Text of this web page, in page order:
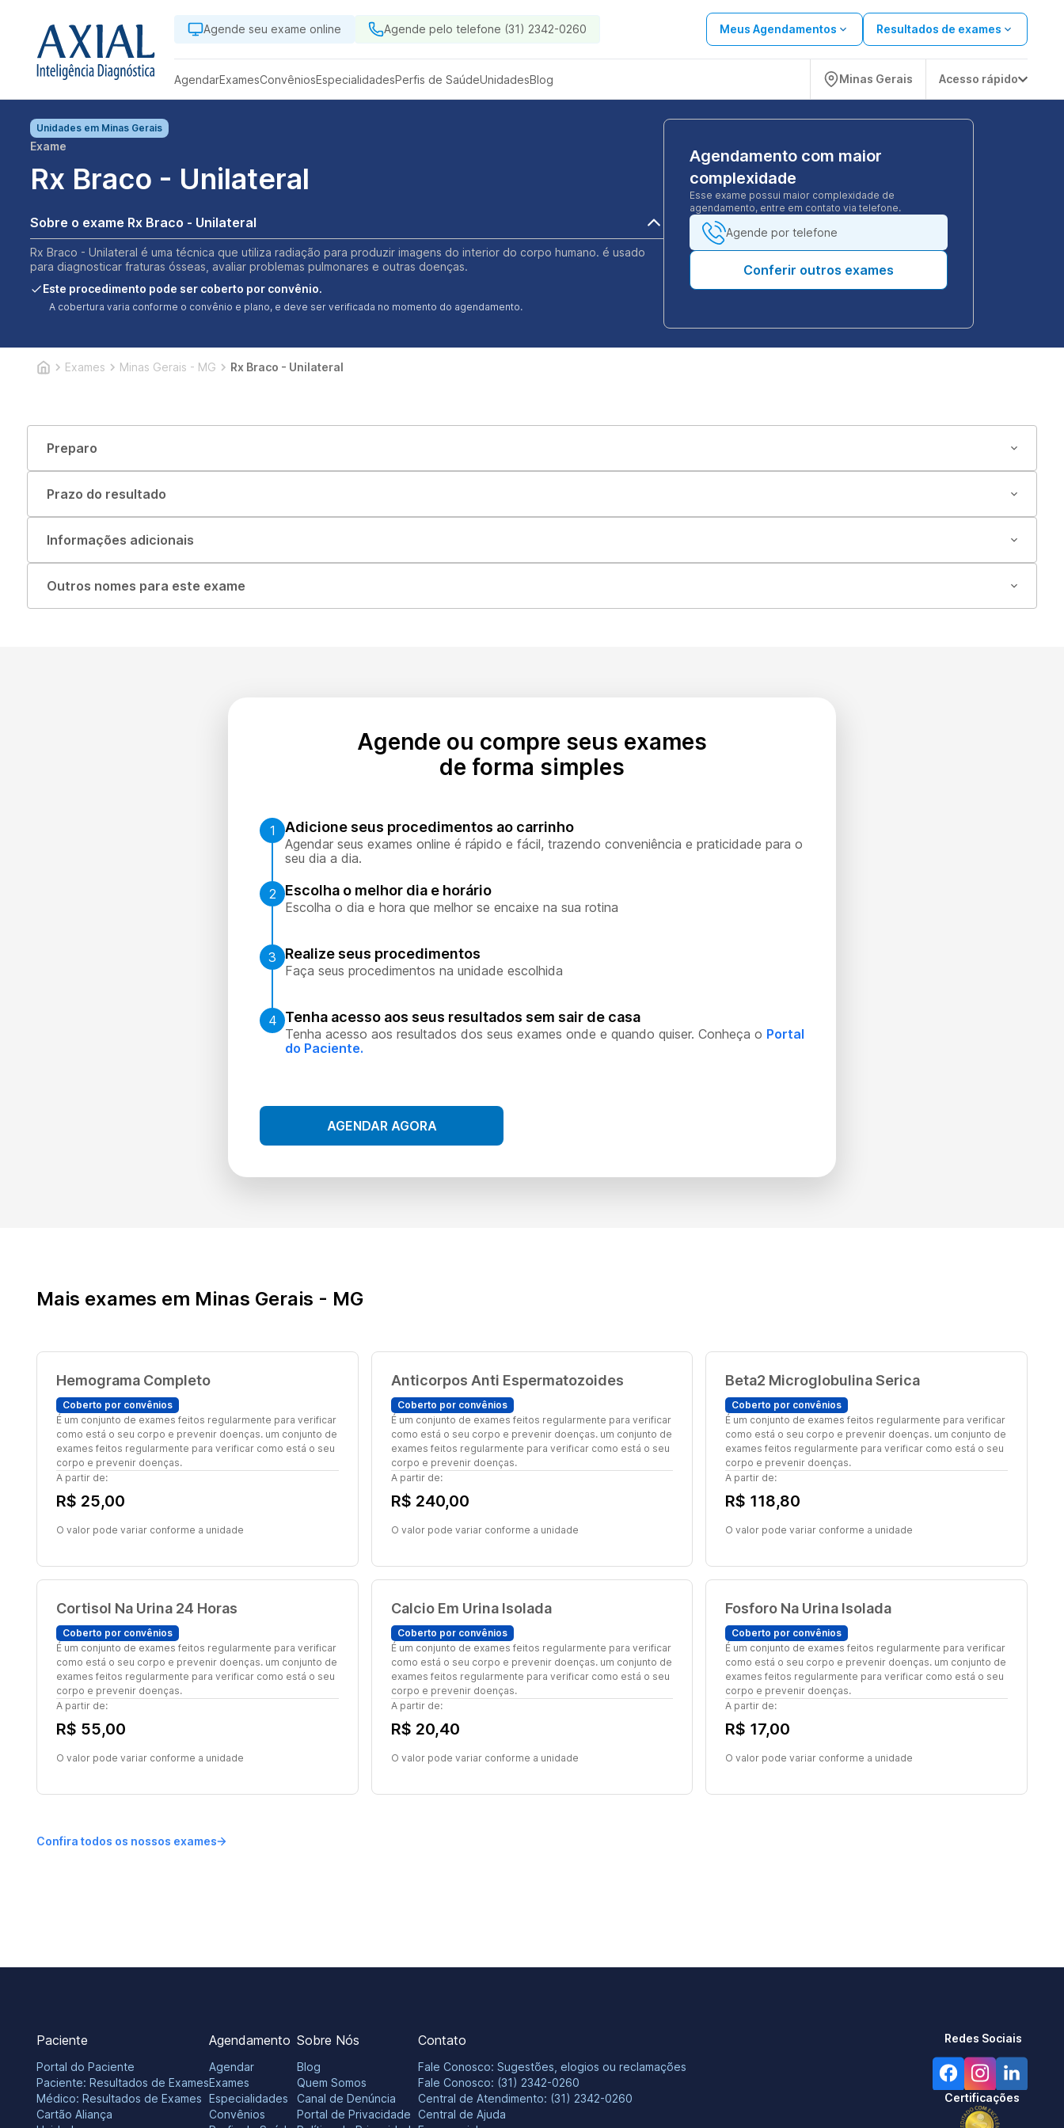
Agende seu exame online Agende pelo telefone (31) 2342-0260 Meus Agendamentos Resultados de exames
AgendarExamesConvêniosEspecialidadesPerfis de SaúdeUnidadesBlog Minas Gerais Acesso rápido
Unidades em Minas Gerais
Exame
Rx Braco - Unilateral
Sobre o exame Rx Braco - Unilateral
Rx Braco - Unilateral é uma técnica que utiliza radiação para produzir imagens do interior do corpo humano. é usado
para diagnosticar fraturas ósseas, avaliar problemas pulmonares e outras doenças.
Este procedimento pode ser coberto por convênio.
A cobertura varia conforme o convênio e plano, e deve ser verificada no momento do agendamento.
Agendamento com maior
complexidade
Esse exame possui maior complexidade de
agendamento, entre em contato via telefone.
Agende por telefone
Conferir outros exames
Exames Minas Gerais - MG Rx Braco - Unilateral
Preparo
Prazo do resultado
Informações adicionais
Outros nomes para este exame
Agende ou compre seus exames
de forma simples
1 Adicione seus procedimentos ao carrinho
Agendar seus exames online é rápido e fácil, trazendo conveniência e praticidade para o
seu dia a dia.
2 Escolha o melhor dia e horário
Escolha o dia e hora que melhor se encaixe na sua rotina
3 Realize seus procedimentos
Faça seus procedimentos na unidade escolhida
4 Tenha acesso aos seus resultados sem sair de casa
Tenha acesso aos resultados dos seus exames onde e quando quiser. Conheça o Portal
do Paciente.
AGENDAR AGORA
Mais exames em Minas Gerais - MG
Hemograma Completo
Coberto por convênios
É um conjunto de exames feitos regularmente para verificar
como está o seu corpo e prevenir doenças. um conjunto de
exames feitos regularmente para verificar como está o seu
corpo e prevenir doenças.
A partir de:
R$ 25,00
O valor pode variar conforme a unidade
Anticorpos Anti Espermatozoides
Coberto por convênios
É um conjunto de exames feitos regularmente para verificar
como está o seu corpo e prevenir doenças. um conjunto de
exames feitos regularmente para verificar como está o seu
corpo e prevenir doenças.
A partir de:
R$ 240,00
O valor pode variar conforme a unidade
Beta2 Microglobulina Serica
Coberto por convênios
É um conjunto de exames feitos regularmente para verificar
como está o seu corpo e prevenir doenças. um conjunto de
exames feitos regularmente para verificar como está o seu
corpo e prevenir doenças.
A partir de:
R$ 118,80
O valor pode variar conforme a unidade
Cortisol Na Urina 24 Horas
Coberto por convênios
É um conjunto de exames feitos regularmente para verificar
como está o seu corpo e prevenir doenças. um conjunto de
exames feitos regularmente para verificar como está o seu
corpo e prevenir doenças.
A partir de:
R$ 55,00
O valor pode variar conforme a unidade
Calcio Em Urina Isolada
Coberto por convênios
É um conjunto de exames feitos regularmente para verificar
como está o seu corpo e prevenir doenças. um conjunto de
exames feitos regularmente para verificar como está o seu
corpo e prevenir doenças.
A partir de:
R$ 20,40
O valor pode variar conforme a unidade
Fosforo Na Urina Isolada
Coberto por convênios
É um conjunto de exames feitos regularmente para verificar
como está o seu corpo e prevenir doenças. um conjunto de
exames feitos regularmente para verificar como está o seu
corpo e prevenir doenças.
A partir de:
R$ 17,00
O valor pode variar conforme a unidade
Confira todos os nossos exames
Paciente
Portal do Paciente
Paciente: Resultados de Exames
Médico: Resultados de Exames
Cartão Aliança
Agendamento
Agendar
Exames
Especialidades
Convênios
Sobre Nós
Blog
Quem Somos
Canal de Denúncia
Portal de Privacidade
Contato
Fale Conosco: Sugestões, elogios ou reclamações
Fale Conosco: (31) 2342-0260
Central de Atendimento: (31) 2342-0260
Central de Ajuda
Redes Sociais
Certificações